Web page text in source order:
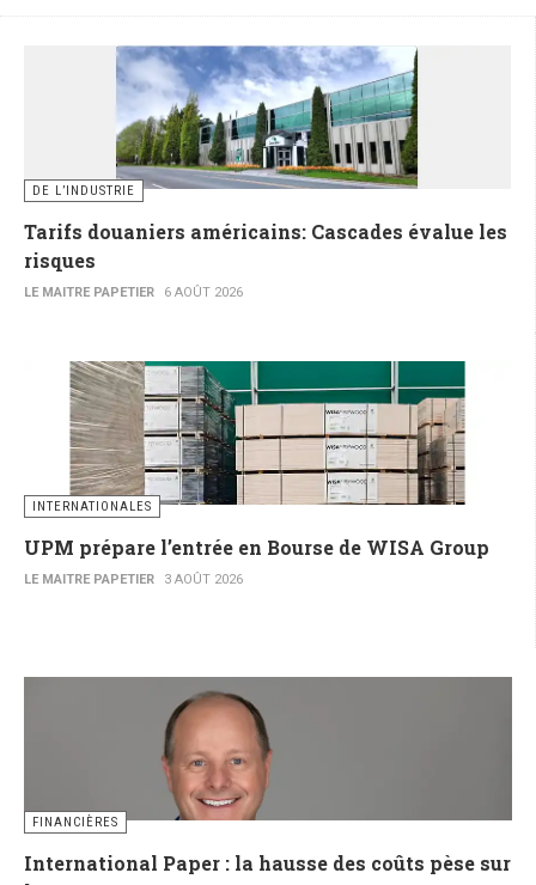
DE L’INDUSTRIE
Tarifs douaniers américains: Cascades évalue les
risques
LE MAITRE PAPETIER 6 AOÛT 2026
INTERNATIONALES
UPM prépare l’entrée en Bourse de WISA Group
LE MAITRE PAPETIER 3 AOÛT 2026
FINANCIÈRES
International Paper : la hausse des coûts pèse sur